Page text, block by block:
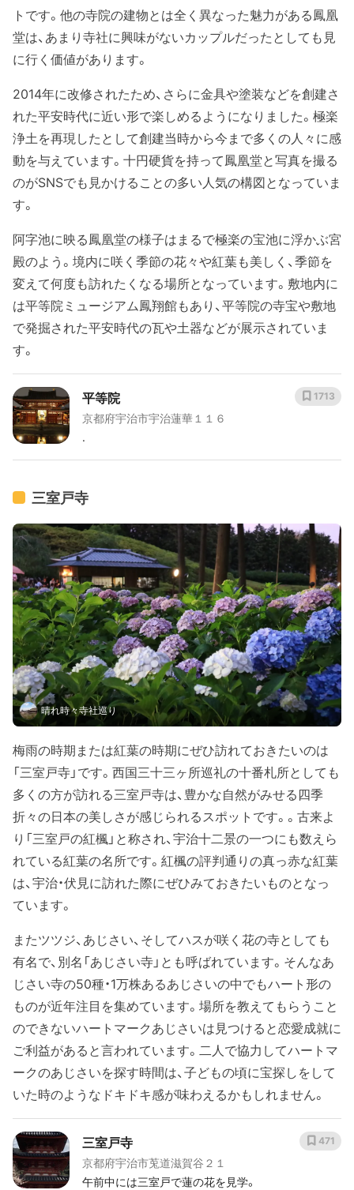
トです。他の寺院の建物とは全く異なった魅力がある鳳凰
堂は、あまり寺社に興味がないカップルだったとしても見
に行く価値があります。
2014年に改修されたため、さらに金具や塗装などを創建さ
れた平安時代に近い形で楽しめるようになりました。極楽
浄土を再現したとして創建当時から今まで多くの人々に感
動を与えています。十円硬貨を持って鳳凰堂と写真を撮る
のがSNSでも見かけることの多い人気の構図となっていま
す。
阿字池に映る鳳凰堂の様子はまるで極楽の宝池に浮かぶ宮
殿のよう。境内に咲く季節の花々や紅葉も美しく、季節を
変えて何度も訪れたくなる場所となっています。敷地内に
は平等院ミュージアム鳳翔館もあり、平等院の寺宝や敷地
で発掘された平安時代の瓦や土器などが展示されていま
す。
平等院
京都府宇治市宇治蓮華１１６
.
1713
三室戸寺
晴れ時々寺社巡り
梅雨の時期または紅葉の時期にぜひ訪れておきたいのは
「三室戸寺」です。西国三十三ヶ所巡礼の十番札所としても
多くの方が訪れる三室戸寺は、豊かな自然がみせる四季
折々の日本の美しさが感じられるスポットです。。古来よ
り「三室戸の紅楓」と称され、宇治十二景の一つにも数えら
れている紅葉の名所です。紅楓の評判通りの真っ赤な紅葉
は、宇治・伏見に訪れた際にぜひみておきたいものとなっ
ています。
またツツジ、あじさい、そしてハスが咲く花の寺としても
有名で、別名「あじさい寺」とも呼ばれています。そんなあ
じさい寺の50種・1万株あるあじさいの中でもハート形の
ものが近年注目を集めています。場所を教えてもらうこと
のできないハートマークあじさいは見つけると恋愛成就に
ご利益があると言われています。二人で協力してハートマ
ークのあじさいを探す時間は、子どもの頃に宝探しをして
いた時のようなドキドキ感が味わえるかもしれません。
三室戸寺
京都府宇治市莵道滋賀谷２１
午前中には三室戸で蓮の花を見学。
471